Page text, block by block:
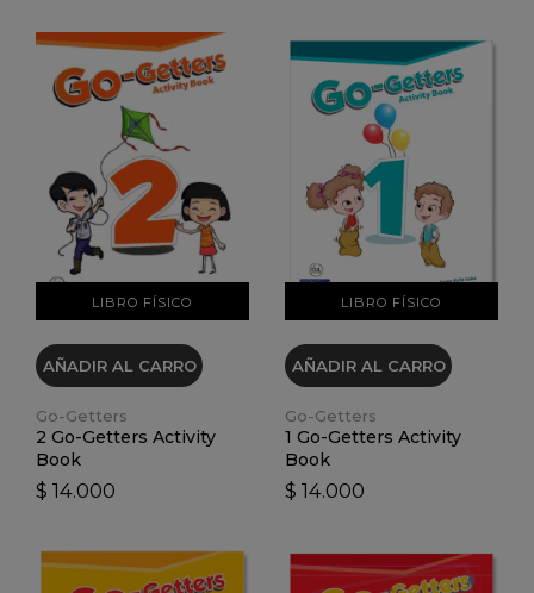
LIBRO FÍSICO
VER DETALLES
AÑADIR AL CARRO
Go-Getters
2 Go-Getters Activity
Book
$ 14.000
LIBRO FÍSICO
VER DETALLES
AÑADIR AL CARRO
Go-Getters
1 Go-Getters Activity
Book
$ 14.000